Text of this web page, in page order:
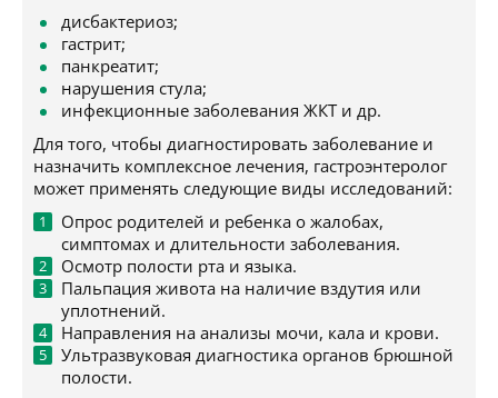
дисбактериоз;
гастрит;
панкреатит;
нарушения стула;
инфекционные заболевания ЖКТ и др.
Для того, чтобы диагностировать заболевание и
назначить комплексное лечения, гастроэнтеролог
может применять следующие виды исследований:
Опрос родителей и ребенка о жалобах,
симптомах и длительности заболевания.
Осмотр полости рта и языка.
Пальпация живота на наличие вздутия или
уплотнений.
Направления на анализы мочи, кала и крови.
Ультразвуковая диагностика органов брюшной
полости.